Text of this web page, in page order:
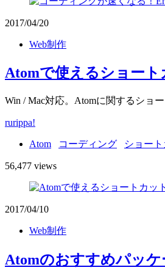
2017/04/20
Web制作
Atomで使えるショート
Win / Mac対応。Atomに関するショ
rurippa!
Atom コーディング ショート
56,477 views
2017/04/10
Web制作
Atomのおすすめパッケ